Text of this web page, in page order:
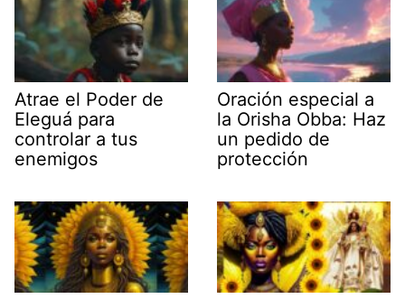
Atrae el Poder de
Eleguá para
controlar a tus
enemigos
Oración especial a
la Orisha Obba: Haz
un pedido de
protección